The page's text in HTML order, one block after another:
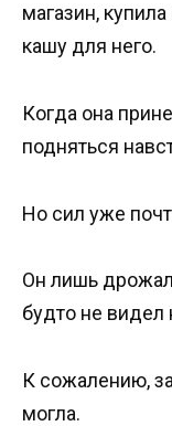
магазин,
кашу для него.
Когда она
подняться
Но сил уже
Он лишь
будто не
К сожалению,
могла.